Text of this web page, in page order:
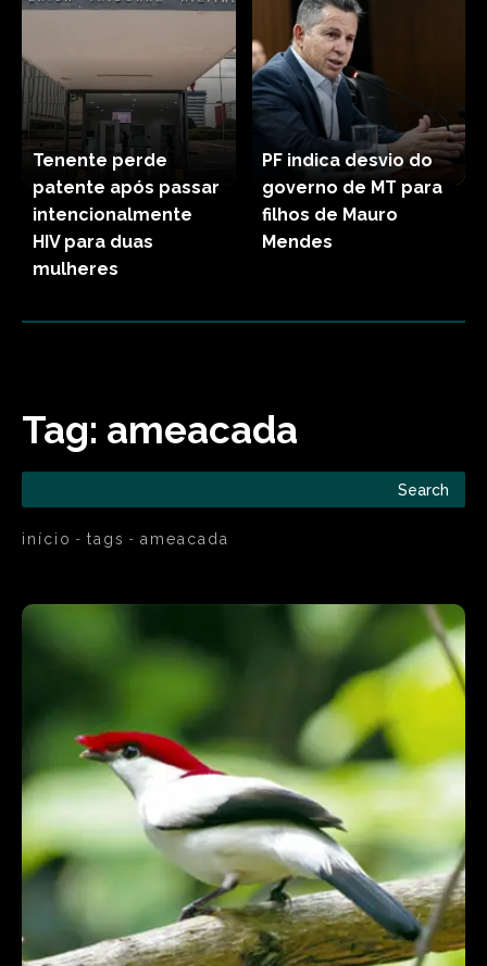
Tenente perde
patente após passar
intencionalmente
HIV para duas
mulheres
PF indica desvio do
governo de MT para
filhos de Mauro
Mendes
Tag: ameacada
Search
início tags ameacada